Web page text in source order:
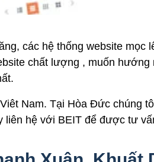
các hệ thống website mọc
chất lượng , muốn
Nam. Tại Hòa Đức chúng
liên hệ với BEIT để được tư